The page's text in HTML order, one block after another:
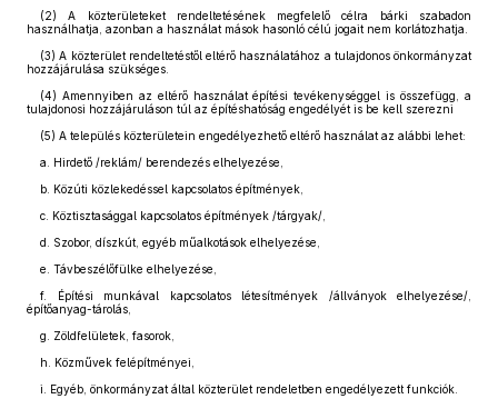
(2) A közterületeket rendeltetésének megfelelő célra bárki szabadon
használhatja, azonban a használat mások hasonló célú jogait nem korlátozhatja.
(3) A közterület rendeltetéstől eltérő használatához a tulajdonos önkormányzat
hozzájárulása szükséges.
(4) Amennyiben az eltérő használat építési tevékenységgel is összefügg, a
tulajdonosi hozzájáruláson túl az építéshatóság engedélyét is be kell szerezni
(5) A település közterületein engedélyezhető eltérő használat az alábbi lehet:
a. Hirdető /reklám/ berendezés elhelyezése,
b. Közúti közlekedéssel kapcsolatos építmények,
c. Köztisztasággal kapcsolatos építmények /tárgyak/,
d. Szobor, díszkút, egyéb műalkotások elhelyezése,
e. Távbeszélőfülke elhelyezése,
f. Építési munkával kapcsolatos létesítmények /állványok elhelyezése/,
építőanyag-tárolás,
g. Zöldfelületek, fasorok,
h. Közművek felépítményei,
i. Egyéb, önkormányzat által közterület rendeletben engedélyezett funkciók.